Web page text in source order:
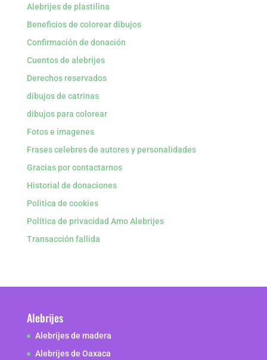
Alebrijes de plastilina
Beneficios de colorear dibujos
Confirmación de donación
Cuentos de alebrijes
Derechos reservados
dibujos de catrinas
dibujos para colorear
Fotos e imagenes
Frases celebres de autores y personalidades
Gracias por contactarnos
Historial de donaciones
Politica de cookies
Política de privacidad Amo Alebrijes
Transacción fallida
Alebrijes
Alebrijes de madera
Alebrijes de Oaxaca